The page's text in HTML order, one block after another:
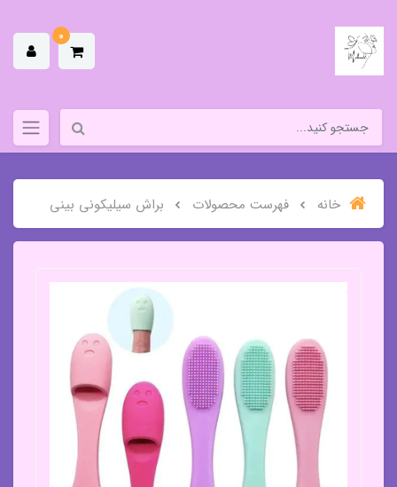
0
خانه فهرست محصولات براش سیلیکونی بینی